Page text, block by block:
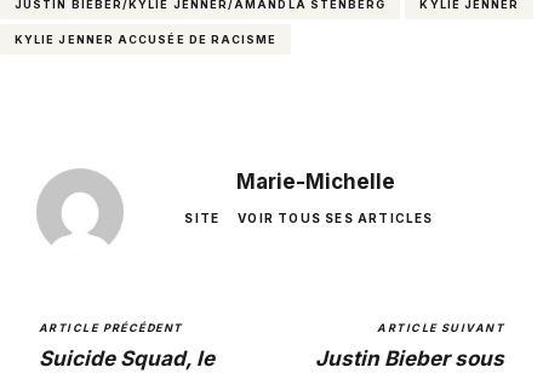
JUSTIN BIEBER/KYLIE JENNER/AMANDLA STENBERG KYLIE JENNER
KYLIE JENNER ACCUSÉE DE RACISME
Marie-Michelle
SITE VOIR TOUS SES ARTICLES
ARTICLE PRÉCÉDENT
Suicide Squad, le
ARTICLE SUIVANT
Justin Bieber sous